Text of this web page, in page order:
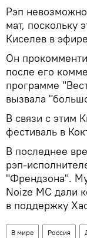
Рэп невозможно
мат, поскольку
Киселев в
Он
после его
программе
вызвала
В связи с этим
фестиваль в
В последнее
рэп-
"Френдзона".
Noize MC дали
в поддержку
В мире Россия